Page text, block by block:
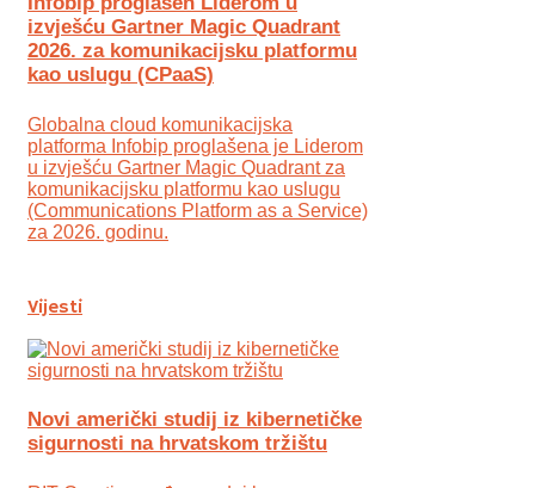
izvješću Gartner Magic Quadrant
2026. za komunikacijsku platformu
kao uslugu (CPaaS)
Globalna cloud komunikacijska
platforma Infobip proglašena je Liderom
u izvješću Gartner Magic Quadrant za
komunikacijsku platformu kao uslugu
(Communications Platform as a Service)
za 2026. godinu.
Vijesti
Novi američki studij iz kibernetičke
sigurnosti na hrvatskom tržištu